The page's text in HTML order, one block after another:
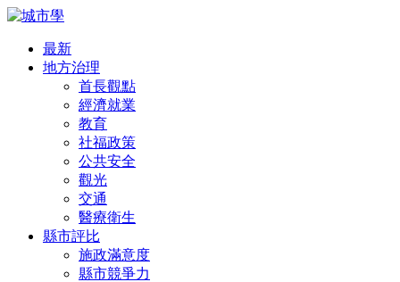
最新
地方治理
首長觀點
經濟就業
教育
社福政策
公共安全
觀光
交通
醫療衛生
縣市評比
施政滿意度
縣市競爭力